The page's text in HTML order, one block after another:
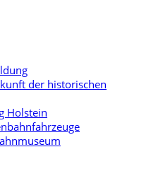
der historischen
Holstein